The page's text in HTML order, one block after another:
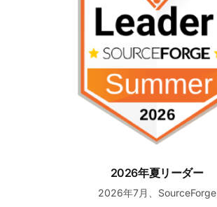
2026年夏リーダー
2026年7月、SourceForge